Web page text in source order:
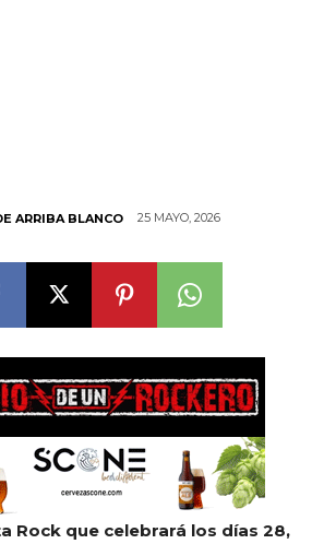
ARRIBA BLANCO 25 MAYO, 2026
Rock que celebrará los días 28,